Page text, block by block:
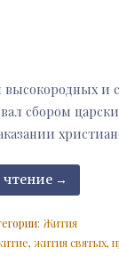
и
сбором
→
Жития
, жития святых,